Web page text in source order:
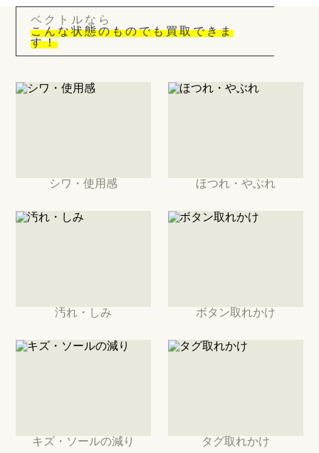
ベクトルなら
こんな状態のものでも買取できま
す！
シワ・使用感 ほつれ・やぶれ
汚れ・しみ ボタン取れかけ
キズ・ソールの減り タグ取れかけ